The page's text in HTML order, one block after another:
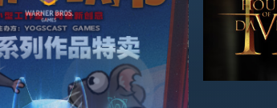
最高可省 -80%
-95% $59.99 $2.99